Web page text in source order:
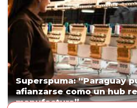
Superspuma: “Paraguay
afianzarse como un hub
manufactura”